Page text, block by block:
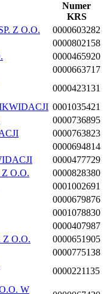
Numer
KRS
Z O.O.
0000603282
0000802158
0000465920
0000663717
0000423131
0001035421
0000736895
0000763823
0000694814
0000477729
O.O.
0000828380
0001002691
0000679876
0001078830
0000407987
O.O.
0000651905
0000775138
0000221135
W